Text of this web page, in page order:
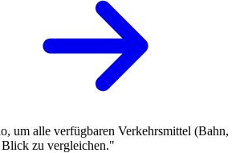
um alle verfügbaren Verkehrsmittel (Bahn,
zu vergleichen."